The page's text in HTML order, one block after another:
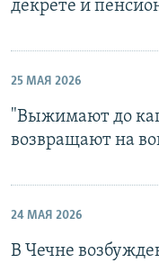
декрете и
25 МАЯ 2026
"Выжимают до
возвращают на
24 МАЯ 2026
В Чечне